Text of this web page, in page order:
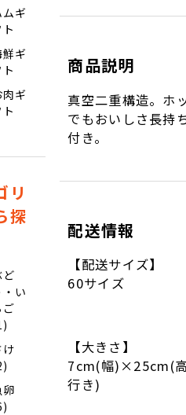
ギ
ギ
ギ
リ
探
い
商品説明
真空二重構造。ホ
でもおいしさ長持
付き。
配送情報
【配送サイズ】
60サイズ
【大きさ】
7cm(幅)×25cm(
行き)